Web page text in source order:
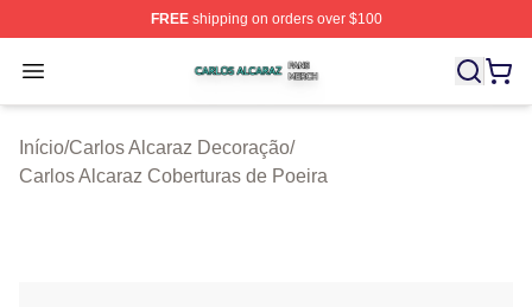
FREEshipping on orders over $100
Open menu
Carlos Alcaraz Shop ⚡️ Officially Licensed Carlos
Início/Carlos Alcaraz Decoração/
Carlos Alcaraz Coberturas de Poeira